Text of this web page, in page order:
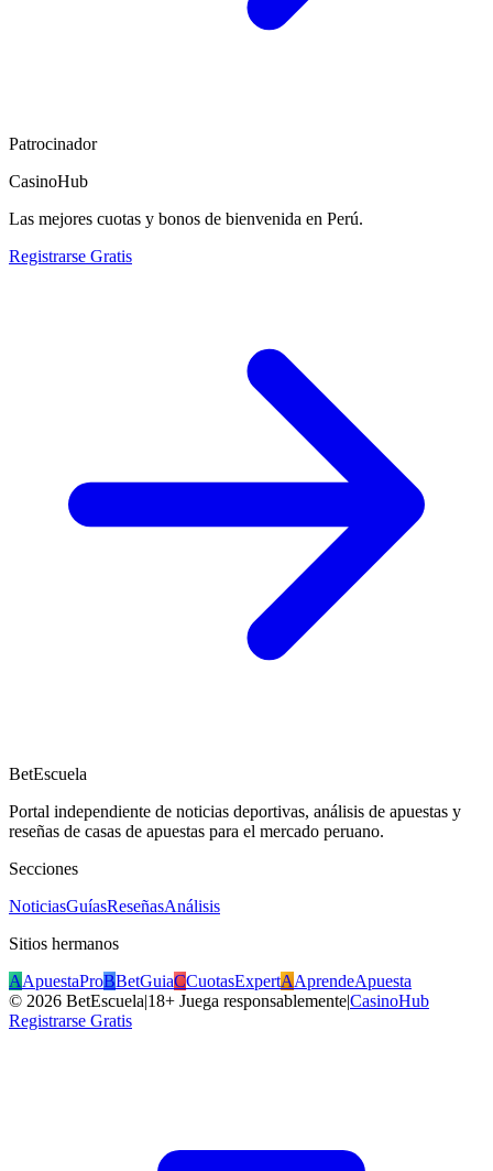
Patrocinador
CasinoHub
Las mejores cuotas y bonos de bienvenida en Perú.
Registrarse Gratis
BetEscuela
Portal independiente de noticias deportivas, análisis de apuestas y
reseñas de casas de apuestas para el mercado peruano.
Secciones
NoticiasGuíasReseñasAnálisis
Sitios hermanos
AApuestaProBBetGuiaCCuotasExpertAAprendeApuesta
© 2026 BetEscuela|18+ Juega responsablemente|CasinoHub
Registrarse Gratis